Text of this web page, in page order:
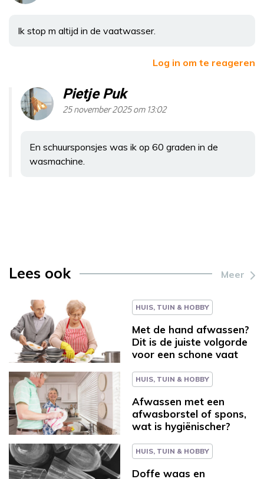
Ik stop m altijd in de vaatwasser.
Log in om te reageren
Pietje Puk
25 november 2025 om 13:02
En schuursponsjes was ik op 60 graden in de
wasmachine.
Lees ook Meer
HUIS, TUIN & HOBBY
Met de hand afwassen?
Dit is de juiste volgorde
voor een schone vaat
HUIS, TUIN & HOBBY
Afwassen met een
afwasborstel of spons,
wat is hygiënischer?
HUIS, TUIN & HOBBY
Doffe waas en